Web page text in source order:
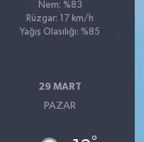
Nem: %83
Rüzgar: 17 km/h
Yağış Olasılığı: %85
29 MART
PAZAR